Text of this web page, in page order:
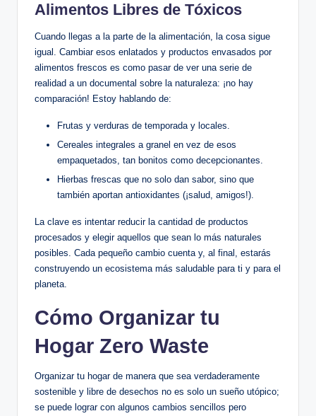
Alimentos Libres de Tóxicos
Cuando llegas a la parte de la alimentación, la cosa sigue
igual. Cambiar esos enlatados y productos envasados por
alimentos frescos es como pasar de ver una serie de
realidad a un documental sobre la naturaleza: ¡no hay
comparación! Estoy hablando de:
Frutas y verduras de temporada y locales.
Cereales integrales a granel en vez de esos
empaquetados, tan bonitos como decepcionantes.
Hierbas frescas que no solo dan sabor, sino que
también aportan antioxidantes (¡salud, amigos!).
La clave es intentar reducir la cantidad de productos
procesados y elegir aquellos que sean lo más naturales
posibles. Cada pequeño cambio cuenta y, al final, estarás
construyendo un ecosistema más saludable para ti y para el
planeta.
Cómo Organizar tu
Hogar Zero Waste
Organizar tu hogar de manera que sea verdaderamente
sostenible y libre de desechos no es solo un sueño utópico;
se puede lograr con algunos cambios sencillos pero